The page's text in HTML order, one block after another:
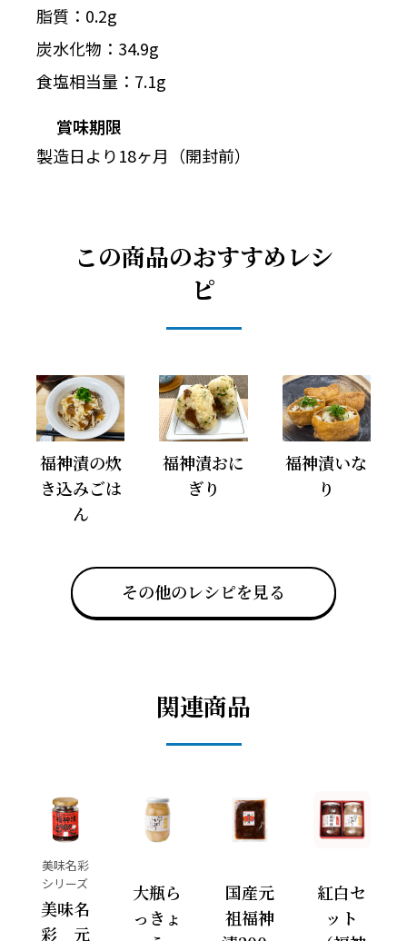
脂質：0.2g
炭水化物：34.9g
食塩相当量：7.1g
賞味期限
製造日より18ヶ月（開封前）
この商品のおすすめレシ
ピ
福神漬の炊
き込みごは
ん
福神漬おに
ぎり
福神漬いな
り
その他のレシピを見る
関連商品
美味名彩
シリーズ
美味名
彩 元
大瓶ら
っきょ
国産元
祖福神
紅白セ
ット